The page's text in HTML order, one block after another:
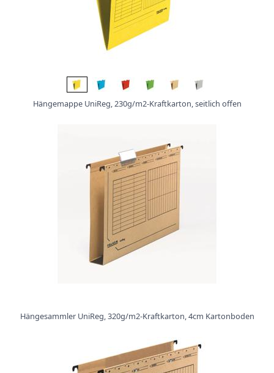
Hängemappe UniReg, 230g/m2-Kraftkarton, seitlich offen
Hängesammler UniReg, 320g/m2-Kraftkarton, 4cm Kartonboden